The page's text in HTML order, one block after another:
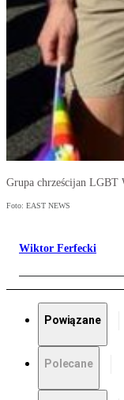
Grupa chrześcijan LGBT
Foto: EAST NEWS
Wiktor Ferfecki
Powiązane
Polecane